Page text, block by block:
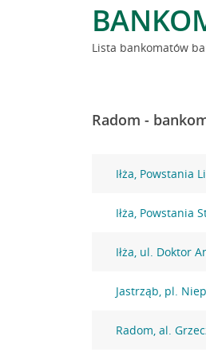
Lista bankomatów
Radom -
Iłża, Powstania
Iłża, Powstania
Iłża, ul. Doktor
Jastrząb, pl.
Radom, al.